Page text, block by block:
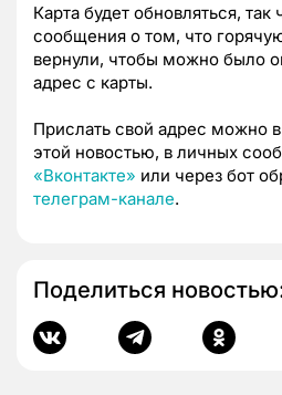
Карта будет обновляться,
сообщения о том, что
вернули, чтобы можно было
адрес с карты.
Прислать свой адрес можно
этой новостью, в личных
«Вконтакте» или через бот
телеграм-канале.
Поделиться